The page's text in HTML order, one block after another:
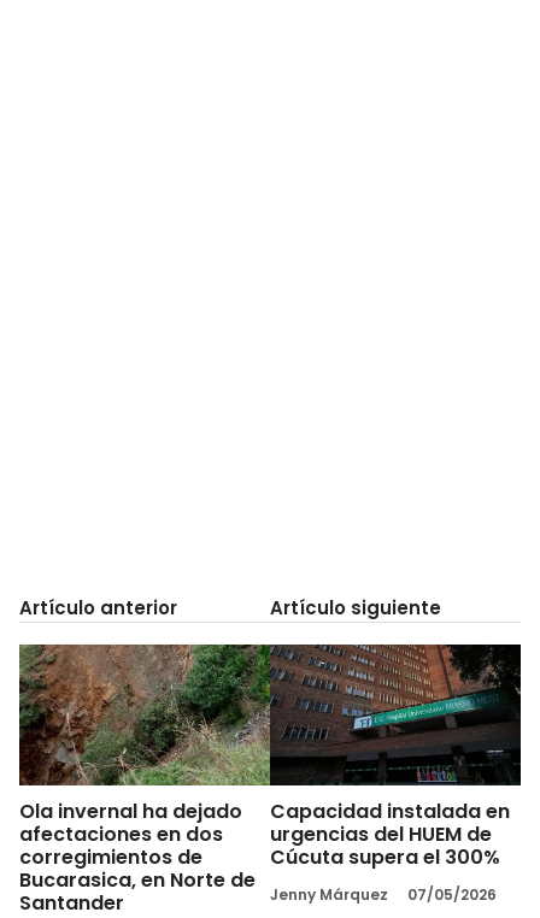
Artículo anterior
Ola invernal ha dejado
afectaciones en dos
corregimientos de
Bucarasica, en Norte de
Santander
Artículo siguiente
Capacidad instalada en
urgencias del HUEM de
Cúcuta supera el 300%
Jenny Márquez 07/05/2026